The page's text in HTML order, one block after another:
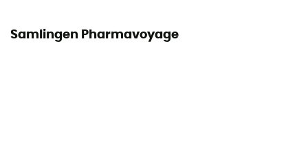
Samlingen Pharmavoyage